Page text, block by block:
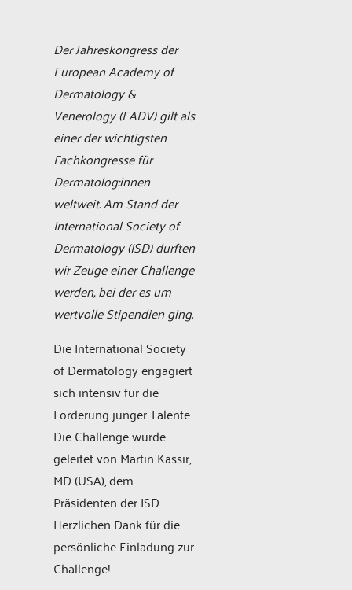
Der Jahreskongress der
European Academy of
Dermatology &
Venerology (EADV) gilt als
einer der wichtigsten
Fachkongresse für
Dermatolog:innen
weltweit. Am Stand der
International Society of
Dermatology (ISD) durften
wir Zeuge einer Challenge
werden, bei der es um
wertvolle Stipendien ging.
Die International Society
of Dermatology engagiert
sich intensiv für die
Förderung junger Talente.
Die Challenge wurde
geleitet von Martin Kassir,
MD (USA), dem
Präsidenten der ISD.
Herzlichen Dank für die
persönliche Einladung zur
Challenge!